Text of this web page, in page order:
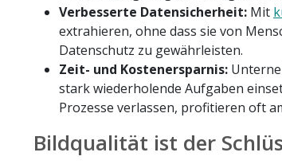
Verbesserte Datensicherheit: Mit
extrahieren, ohne dass sie von
Datenschutz zu gewährleisten.
Zeit- und Kostenersparnis:
stark wiederholende Aufgaben
Prozesse verlassen, profitieren oft
Bildqualität ist der